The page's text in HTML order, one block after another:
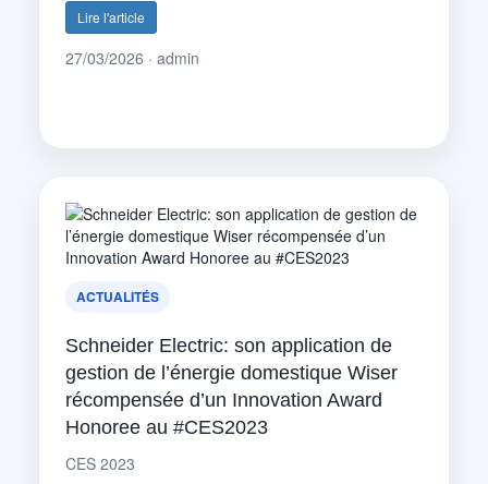
Lire l'article
27/03/2026 · admin
ACTUALITÉS
Schneider Electric: son application de
gestion de l’énergie domestique Wiser
récompensée d’un Innovation Award
Honoree au #CES2023
CES 2023